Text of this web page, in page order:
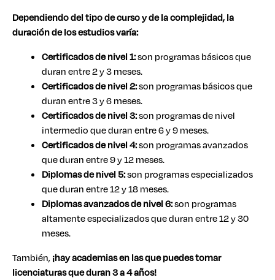
Dependiendo del tipo de curso y de la complejidad, la
duración de los estudios varía:
Certificados de nivel 1:son programas básicos que
duran entre 2 y 3 meses.
Certificados de nivel 2:son programas básicos que
duran entre 3 y 6 meses.
Certificados de nivel 3:son programas de nivel
intermedio que duran entre 6 y 9 meses.
Certificados de nivel 4:son programas avanzados
que duran entre 9 y 12 meses.
Diplomas de nivel 5:son programas especializados
que duran entre 12 y 18 meses.
Diplomas avanzados de nivel 6:son programas
altamente especializados que duran entre 12 y 30
meses.
También,¡hay academias en las que puedes tomar
licenciaturas que duran 3 a 4 años!